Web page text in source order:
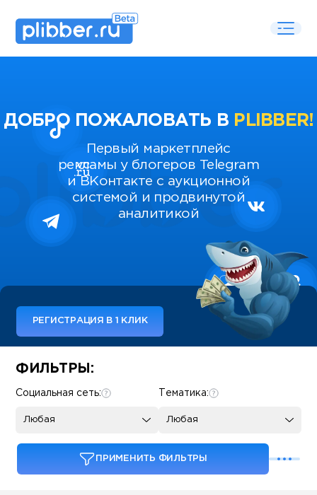
ДОБРО ПОЖАЛОВАТЬ В PLIBBER!
Первый маркетплейс
рекламы у блогеров Telegram
и ВКонтакте с аукционной
системой и продвинутой
аналитикой
РЕГИСТРАЦИЯ В 1 КЛИК
Some SEO Title
ФИЛЬТРЫ:
Тематика:
Любая
Социальная сеть:
Любая
ПРИМЕНИТЬ ФИЛЬТРЫ